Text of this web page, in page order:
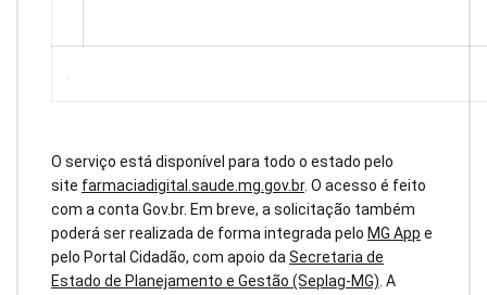
O serviço está disponível para todo o estado pelo
site farmaciadigital.saude.mg.gov.br. O acesso é feito
com a conta Gov.br. Em breve, a solicitação também
poderá ser realizada de forma integrada pelo MG App e
pelo Portal Cidadão, com apoio daSecretaria de
Estado de Planejamento e Gestão (Seplag-MG). A